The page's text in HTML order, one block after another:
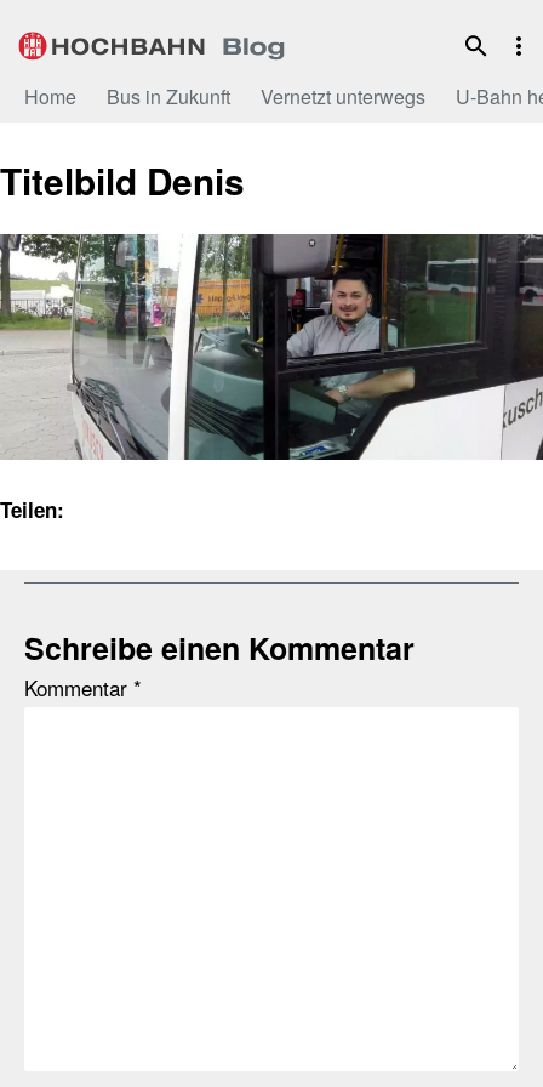
Inhalt
Home Bus in Zukunft Vernetzt unterwegs U-Bahn
Titelbild Denis
Teilen:
Schreibe einen Kommentar
Kommentar *